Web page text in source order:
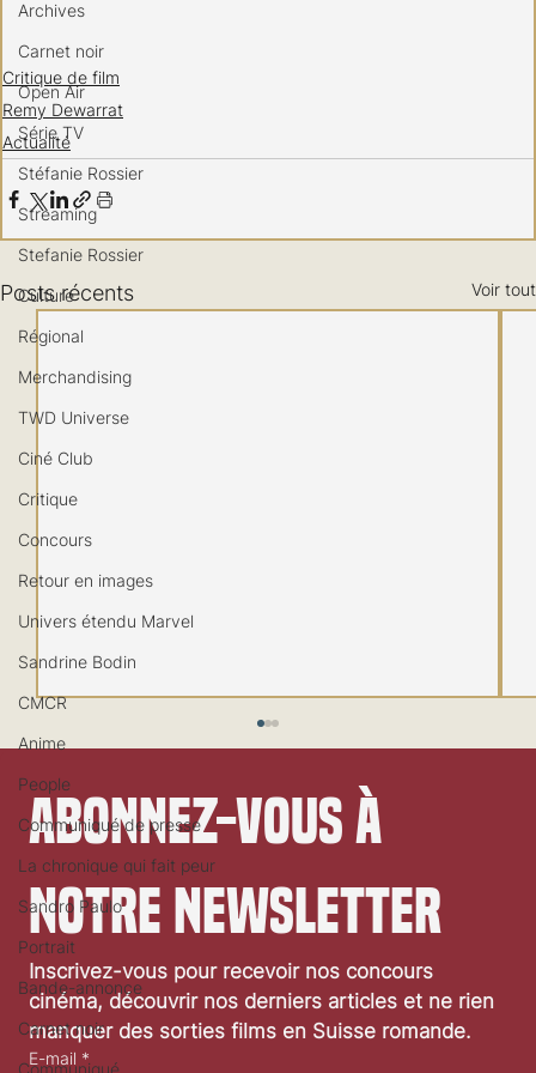
Archives
Carnet noir
Open Air
Série TV
Stéfanie Rossier
Streaming
Stefanie Rossier
Culture
Régional
Merchandising
TWD Universe
Ciné Club
Critique
Concours
Retour en images
Univers étendu Marvel
Sandrine Bodin
CMCR
Anime
People
Communiqué de presse
La chronique qui fait peur
Sandro Paulo
Portrait
Bande-annonce
Carnet noir
Communiqué
Critique de film
Remy Dewarrat
Actualité
Posts récents Voir tout
Festival de Locarno 2026: Taxi Driver
Abonnez-vous à
notre newsletter
Inscrivez-vous pour recevoir nos concours
cinéma, découvrir nos derniers articles et ne rien
manquer des sorties films en Suisse romande.
E-mail *